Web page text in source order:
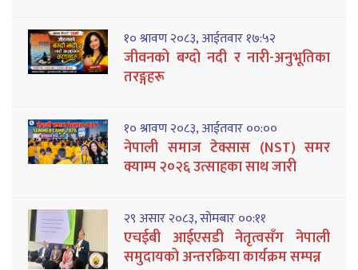
१० श्रावण २०८३, आईतवार १७:५२
जीवनको बग्दो नदी र नारी-अनुभूतिका
तरङ्गहरू
१० श्रावण २०८३, आईतवार ००:००
नेपाली समाज टेक्सास (NST) समर
क्याम्प २०२६ उत्साहका साथ जारी
२९ असार २०८३, सोमबार ००:११
एचईबी आईएसडी नेतृत्वसँग नेपाली
समुदायको अन्तरक्रिया कार्यक्रम सम्पन्न